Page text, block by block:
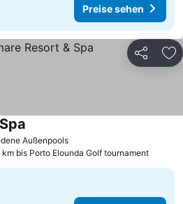
Preise sehen
Teilen
Außenpools
km bis Porto Elounda Golf tournament